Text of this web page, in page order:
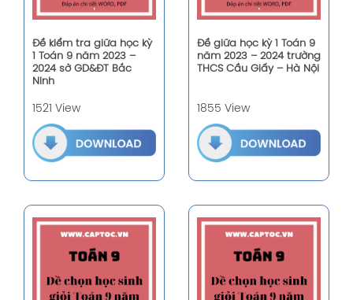
Đề kiểm tra giữa học kỳ
1 Toán 9 năm 2023 –
2024 sở GD&ĐT Bắc
Ninh
1521 View
Đề giữa học kỳ 1 Toán 9
năm 2023 – 2024 trường
THCS Cầu Giấy – Hà Nội
1855 View